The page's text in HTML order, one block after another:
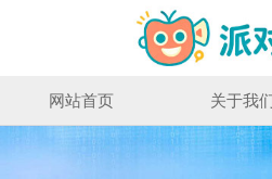
网站首页 关于我